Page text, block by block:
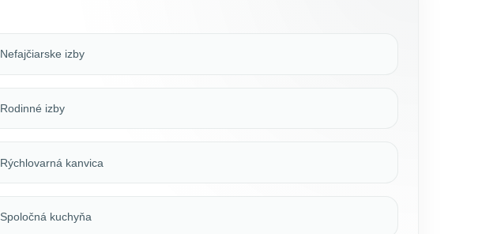
Nefajčiarske izby
Rodinné izby
Rýchlovarná kanvica
Spoločná kuchyňa